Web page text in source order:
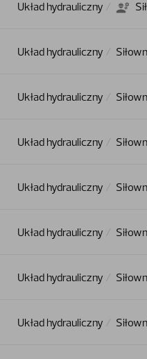
Układ hydrauliczny
Układ hydrauliczny
Układ hydrauliczny
Układ hydrauliczny
Układ hydrauliczny
Układ hydrauliczny
Układ hydrauliczny
Układ hydrauliczny